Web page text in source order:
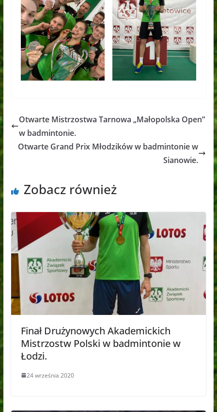
Otwarte Mistrzostwa Tarnowa „Małopolska Open”
w badmintonie.
Otwarte Grand Prix Młodzików w badmintonie w
Sianowie.
Zobacz również
Finał Drużynowych Akademickich
Mistrzostw Polski w badmintonie w
Łodzi.
24 września 2020